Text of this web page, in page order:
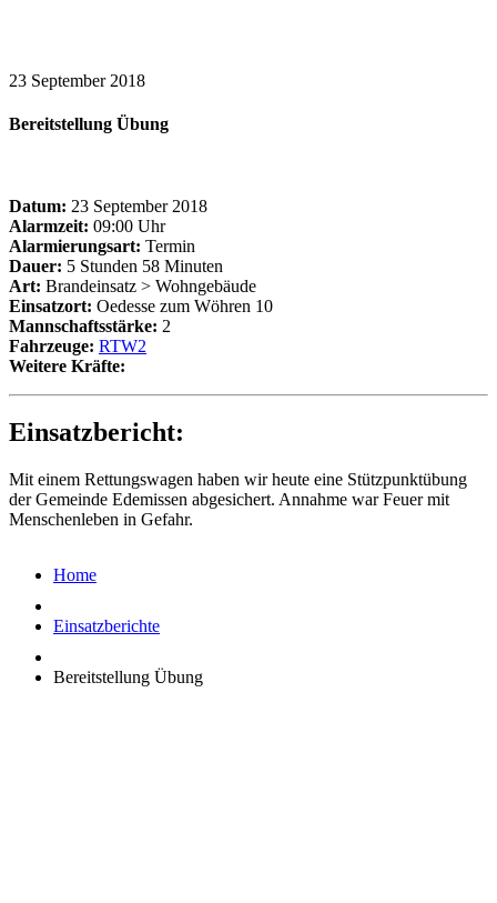
23 September 2018
Bereitstellung Übung
Datum: 23 September 2018
Alarmzeit: 09:00 Uhr
Alarmierungsart: Termin
Dauer: 5 Stunden 58 Minuten
Art: Brandeinsatz > Wohngebäude
Einsatzort: Oedesse zum Wöhren 10
Mannschaftsstärke: 2
Fahrzeuge: RTW2
Weitere Kräfte:
Einsatzbericht:
Mit einem Rettungswagen haben wir heute eine Stützpunktübung
der Gemeinde Edemissen abgesichert. Annahme war Feuer mit
Menschenleben in Gefahr.
Home
Einsatzberichte
Bereitstellung Übung